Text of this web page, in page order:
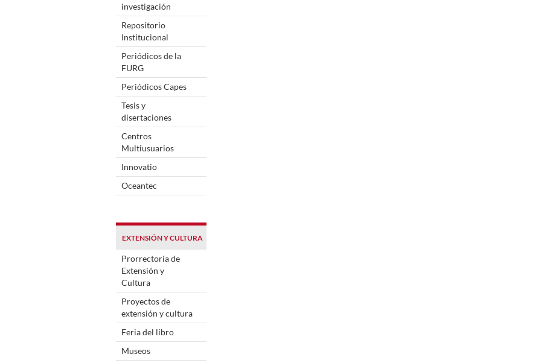
investigación
Repositorio
Institucional
Periódicos de la
FURG
Periódicos Capes
Tesis y
disertaciones
Centros
Multiusuarios
Innovatio
Oceantec
EXTENSIÓN Y CULTURA
Prorrectoría de
Extensión y
Cultura
Proyectos de
extensión y cultura
Feria del libro
Museos